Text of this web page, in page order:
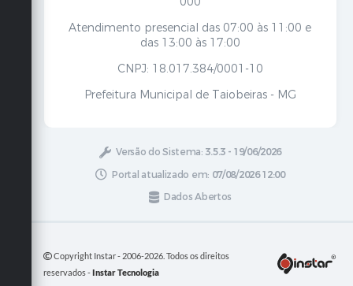
Atendimento presencial das 07:00 às 11:00 e
das 13:00 às 17:00
CNPJ: 18.017.384/0001-10
Prefeitura Municipal de Taiobeiras - MG
Versão do Sistema: 3.5.3 - 19/06/2026
Portal atualizado em: 07/08/2026 12:00
Dados Abertos
Copyright Instar - 2006-2026. Todos os direitos
reservados -Instar Tecnologia